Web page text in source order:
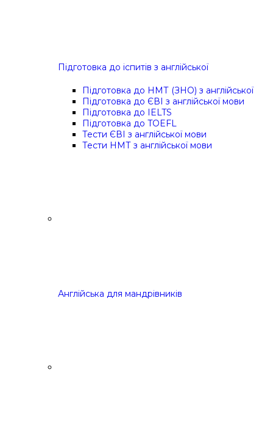
Підготовка до іспитів з англійської
Підготовка до НМТ (ЗНО) з англійської
Підготовка до ЄВІ з англійської мови
Підготовка до IELTS
Підготовка до TOEFL
Тести ЄВІ з англійської мови
Тести НМТ з англійської мови
Англійська для мандрівників